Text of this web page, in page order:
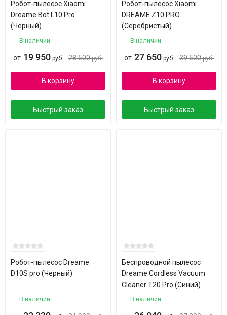
Робот-пылесос Xiaomi
Dreame Bot L10 Pro
(Черный)
В наличии
от 19 950 руб. 28 500 руб.
В корзину
Быстрый заказ
Робот-пылесос Xiaomi
DREAME Z10 PRO
(Серебристый)
В наличии
от 27 650 руб. 39 500 руб.
В корзину
Быстрый заказ
Робот-пылесос Dreame
D10S pro (Черный)
В наличии
Беспроводной пылесос
Dreame Cordless Vacuum
Cleaner Т20 Pro (Синий)
В наличии